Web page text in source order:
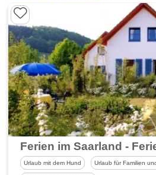
Ferien im Saarland -
Urlaub mit dem Hund Urlaub für Familien